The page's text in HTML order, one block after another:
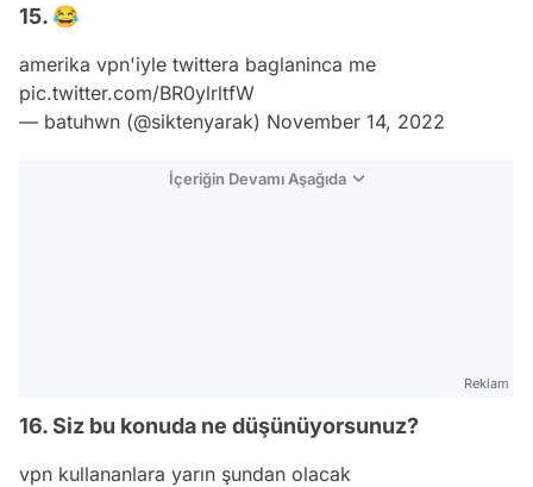
15. 😂
amerika vpn'iyle twittera baglaninca me
pic.twitter.com/BR0ylrltfW
— batuhwn (@siktenyarak) November 14, 2022
İçeriğin Devamı Aşağıda
Reklam
16. Siz bu konuda ne düşünüyorsunuz?
vpn kullananlara yarın şundan olacak